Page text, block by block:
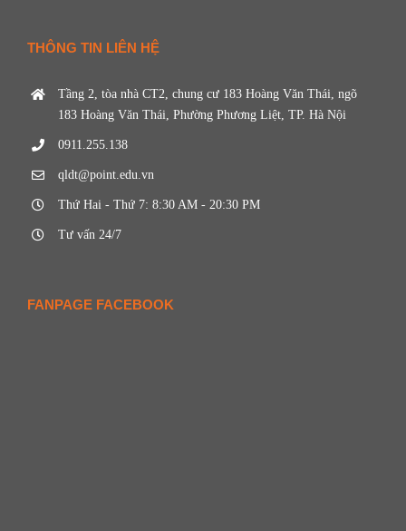
THÔNG TIN LIÊN HỆ
Tầng 2, tòa nhà CT2, chung cư 183 Hoàng Văn Thái, ngõ
183 Hoàng Văn Thái, Phường Phương Liệt, TP. Hà Nội
0911.255.138
qldt@point.edu.vn
Thứ Hai - Thứ 7: 8:30 AM - 20:30 PM
Tư vấn 24/7
FANPAGE FACEBOOK